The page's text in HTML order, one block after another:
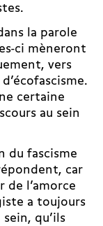
la parole
ci mèneront
vers
certaine
au sein
du fascisme
car
de l’amorce
a toujours
qu’ils